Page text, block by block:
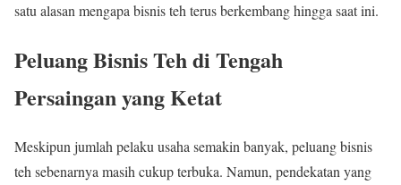
satu alasan mengapa bisnis teh terus berkembang hingga saat ini.
Peluang Bisnis Teh di Tengah
Persaingan yang Ketat
Meskipun jumlah pelaku usaha semakin banyak, peluang bisnis
teh sebenarnya masih cukup terbuka. Namun, pendekatan yang